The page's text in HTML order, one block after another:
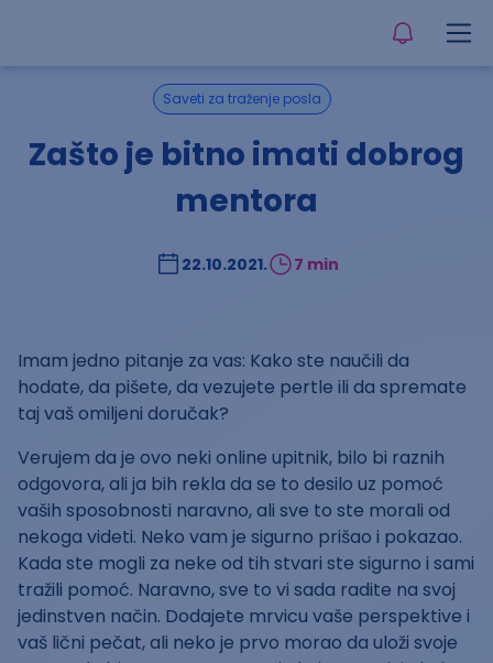
Saveti za traženje posla
Zašto je bitno imati dobrog
mentora
22.10.2021. 7 min
Imam jedno pitanje za vas: Kako ste naučili da
hodate, da pišete, da vezujete pertle ili da spremate
taj vaš omiljeni doručak?
Verujem da je ovo neki online upitnik, bilo bi raznih
odgovora, ali ja bih rekla da se to desilo uz pomoć
vaših sposobnosti naravno, ali sve to ste morali od
nekoga videti. Neko vam je sigurno prišao i pokazao.
Kada ste mogli za neke od tih stvari ste sigurno i sami
tražili pomoć. Naravno, sve to vi sada radite na svoj
jedinstven način. Dodajete mrvicu vaše perspektive i
vaš lični pečat, ali neko je prvo morao da uloži svoje